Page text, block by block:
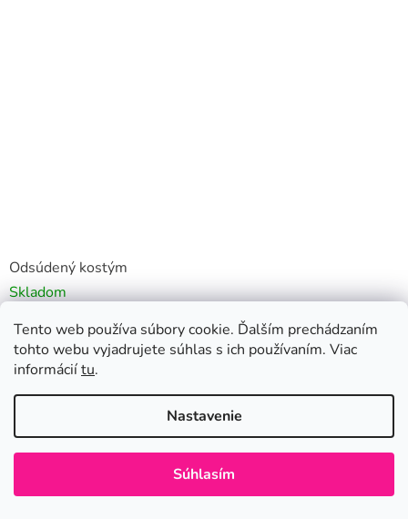
Tento web používa súbory cookie. Ďalším prechádzaním
tohto webu vyjadrujete súhlas s ich používaním. Viac
informáciítu.
Nastavenie
Súhlasím
Odsúdený kostým
Skladom
DETAIL
Nafukovacie atrakcie